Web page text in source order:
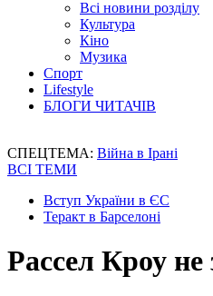
Всі новини розділу
Культура
Кіно
Музика
Спорт
Lifestyle
БЛОГИ ЧИТАЧІВ
СПЕЦТЕМА: Війна в Ірані
ВСІ ТЕМИ
Вступ України в ЄС
Теракт в Барселоні
Рассел Кроу не